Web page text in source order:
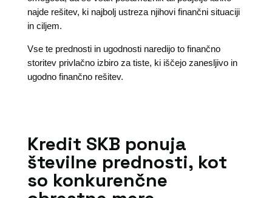
najde rešitev, ki najbolj ustreza njihovi finančni situaciji
in ciljem.
Vse te prednosti in ugodnosti naredijo to finančno
storitev privlačno izbiro za tiste, ki iščejo zanesljivo in
ugodno finančno rešitev.
Kredit SKB ponuja
številne prednosti, kot
so konkurenčne